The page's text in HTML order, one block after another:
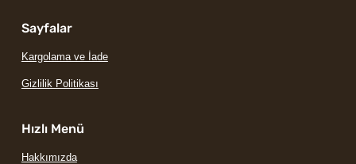
Sayfalar
Kargolama ve İade
Gizlilik Politikası
Hızlı Menü
Hakkımızda